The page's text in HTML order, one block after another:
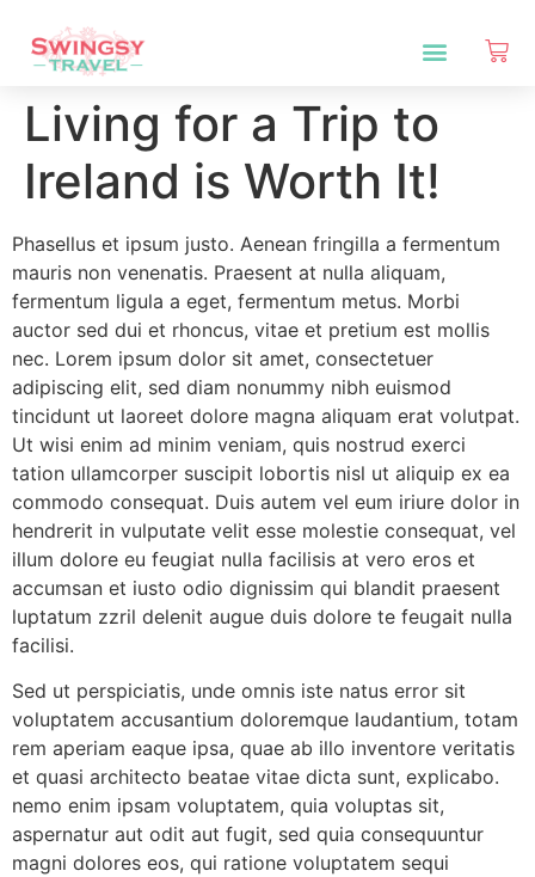
Living for a Trip to
Ireland is Worth It!
Phasellus et ipsum justo. Aenean fringilla a fermentum
mauris non venenatis. Praesent at nulla aliquam,
fermentum ligula a eget, fermentum metus. Morbi
auctor sed dui et rhoncus, vitae et pretium est mollis
nec. Lorem ipsum dolor sit amet, consectetuer
adipiscing elit, sed diam nonummy nibh euismod
tincidunt ut laoreet dolore magna aliquam erat volutpat.
Ut wisi enim ad minim veniam, quis nostrud exerci
tation ullamcorper suscipit lobortis nisl ut aliquip ex ea
commodo consequat. Duis autem vel eum iriure dolor in
hendrerit in vulputate velit esse molestie consequat, vel
illum dolore eu feugiat nulla facilisis at vero eros et
accumsan et iusto odio dignissim qui blandit praesent
luptatum zzril delenit augue duis dolore te feugait nulla
facilisi.
Sed ut perspiciatis, unde omnis iste natus error sit
voluptatem accusantium doloremque laudantium, totam
rem aperiam eaque ipsa, quae ab illo inventore veritatis
et quasi architecto beatae vitae dicta sunt, explicabo.
nemo enim ipsam voluptatem, quia voluptas sit,
aspernatur aut odit aut fugit, sed quia consequuntur
magni dolores eos, qui ratione voluptatem sequi